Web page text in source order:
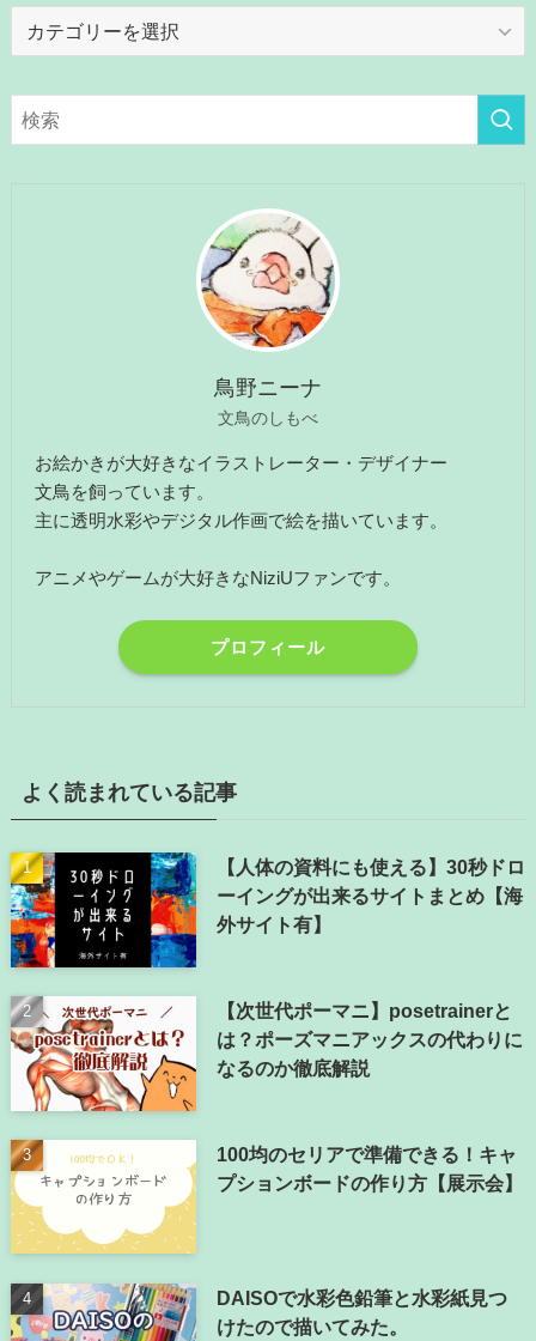
リ
鳥野ニーナ
文鳥のしもべ
お絵かきが大好きなイラストレーター・デザイナー
文鳥を飼っています。
主に透明水彩やデジタル作画で絵を描いています。
アニメやゲームが大好きなNiziUファンです。
プロフィール
よく読まれている記事
【人体の資料にも使える】30秒ドロ
ーイングが出来るサイトまとめ【海
外サイト有】
【次世代ポーマニ】posetrainerと
は？ポーズマニアックスの代わりに
なるのか徹底解説
100均のセリアで準備できる！キャ
プションボードの作り方【展示会】
DAISOで水彩色鉛筆と水彩紙見つ
けたので描いてみた。